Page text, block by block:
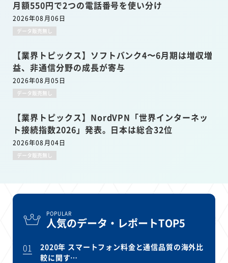
月額550円で2つの電話番号を使い分け
2026年08月06日
データ販売無し
【業界トピックス】ソフトバンク4〜6月期は増収増
益、非通信分野の成長が寄与
2026年08月05日
データ販売無し
【業界トピックス】NordVPN「世界インターネッ
ト接続指数2026」発表。日本は総合32位
2026年08月04日
データ販売無し
POPULAR
人気のデータ・レポートTOP5
01
2020年 スマートフォン料金と通信品質の海外比
較に関す…